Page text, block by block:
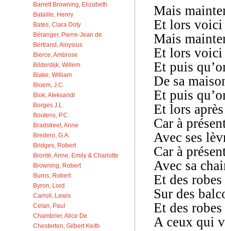
Barrett Browning, Elizabeth
Bataille, Henry
Bates, Clara Doty
Béranger, Pierre-Jean de
Bertrand, Aloysius
Bierce, Ambrose
Bilderdijk, Willem
Blake, William
Bloem, J.C.
Blok, Aleksandr
Borges J.L.
Boutens, P.C.
Bradstreet, Anne
Bredero, G.A.
Bridges, Robert
Brontë, Anne, Emily & Charlotte
Browning, Robert
Burns, Robert
Byron, Lord
Carroll, Lewis
Celan, Paul
Chambrier, Alice De
Chesterton, Gilbert Keith
Mais
Et lors voici
Mais
Et lors voici
Et puis
De sa
Et puis
Et lors
Car à
Avec ses
Car à
Avec sa
Et des
Sur des
Et des
A ceux qui